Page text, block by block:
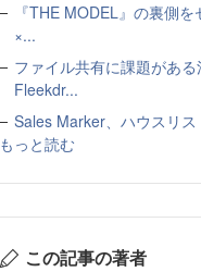
『THE MODEL』の裏側
×...
ファイル共有に課題があ
Fleekdr...
Sales Marker、ハウスリ
もっと読む
この記事の著者